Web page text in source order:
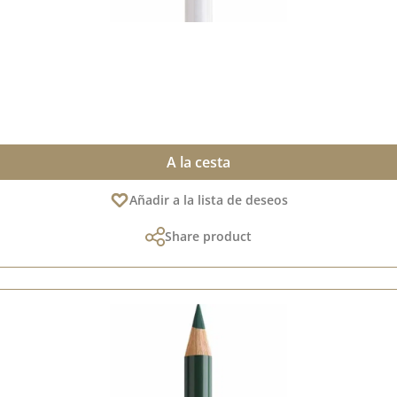
A la cesta
Añadir a la lista de deseos
Share product